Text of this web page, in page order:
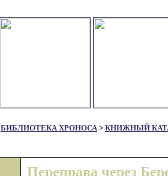
БИБЛИОТЕКА ХРОНОСА> КНИЖНЫЙ
Переправа через